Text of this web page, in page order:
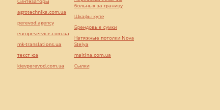
agrotechnika.com.ua
perevod.agency
europeservice.com.ua
mk-translations.ua
текст юа
kievperevod.com.ua
больных за границу
Шкафы купе
Брендовые сумки
Натяжные потолки Nova
Stelya
maltina.com.ua
Cылки